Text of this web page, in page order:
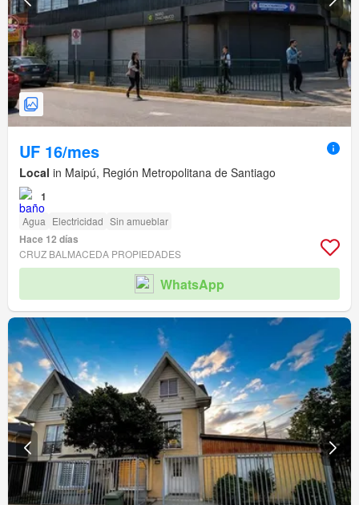
UF 16/mes
Local in Maipú, Región Metropolitana de Santiago
1
Agua Electricidad Sin amueblar
Hace 12 días
CRUZ BALMACEDA PROPIEDADES
WhatsApp